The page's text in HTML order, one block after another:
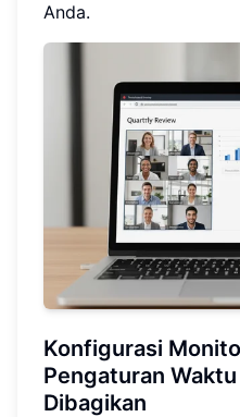
Anda.
Konfigurasi
Pengaturan
Dibagikan